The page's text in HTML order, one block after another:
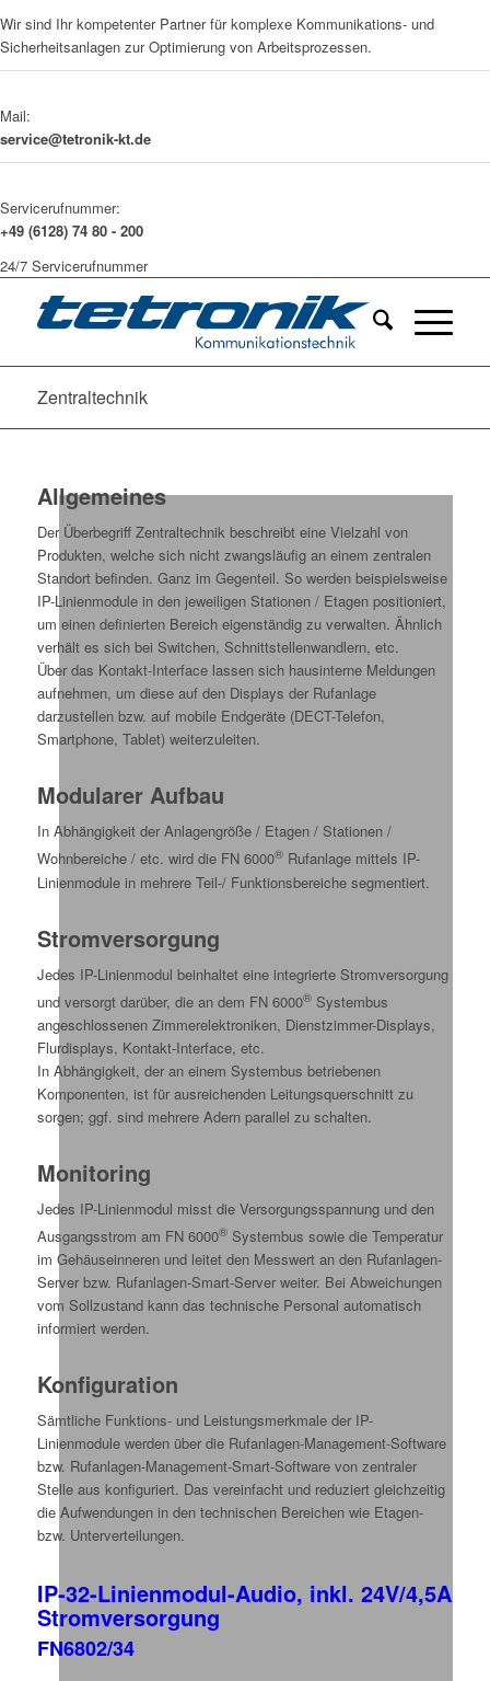
Wir sind Ihr kompetenter Partner für komplexe Kommunikations- und
Sicherheitsanlagen zur Optimierung von Arbeitsprozessen.
Mail:
service@tetronik-kt.de
Servicerufnummer:
+49 (6128) 74 80 - 200
24/7 Servicerufnummer
Zentraltechnik
Allgemeines
Der Überbegriff Zentraltechnik beschreibt eine Vielzahl von
Produkten, welche sich nicht zwangsläufig an einem zentralen
Standort befinden. Ganz im Gegenteil. So werden beispielsweise
IP-Linienmodule in den jeweiligen Stationen / Etagen positioniert,
um einen definierten Bereich eigenständig zu verwalten. Ähnlich
verhält es sich bei Switchen, Schnittstellenwandlern, etc.
Über das Kontakt-Interface lassen sich hausinterne Meldungen
aufnehmen, um diese auf den Displays der Rufanlage
darzustellen bzw. auf mobile Endgeräte (DECT-Telefon,
Smartphone, Tablet) weiterzuleiten.
Modularer Aufbau
In Abhängigkeit der Anlagengröße / Etagen / Stationen /
Wohnbereiche / etc. wird die FN 6000®Rufanlage mittels IP-
Linienmodule in mehrere Teil-/ Funktionsbereiche segmentiert.
Stromversorgung
Jedes IP-Linienmodul beinhaltet eine integrierte Stromversorgung
und versorgt darüber, die an dem FN 6000®Systembus
angeschlossenen Zimmerelektroniken, Dienstzimmer-Displays,
Flurdisplays, Kontakt-Interface, etc.
In Abhängigkeit, der an einem Systembus betriebenen
Komponenten, ist für ausreichenden Leitungsquerschnitt zu
sorgen; ggf. sind mehrere Adern parallel zu schalten.
Monitoring
Jedes IP-Linienmodul misst die Versorgungsspannung und den
Ausgangsstrom am FN 6000®Systembus sowie die Temperatur
im Gehäuseinneren und leitet den Messwert an den Rufanlagen-
Server bzw. Rufanlagen-Smart-Server weiter. Bei Abweichungen
vom Sollzustand kann das technische Personal automatisch
informiert werden.
Konfiguration
Sämtliche Funktions- und Leistungsmerkmale der IP-
Linienmodule werden über die Rufanlagen-Management-Software
bzw. Rufanlagen-Management-Smart-Software von zentraler
Stelle aus konfiguriert. Das vereinfacht und reduziert gleichzeitig
die Aufwendungen in den technischen Bereichen wie Etagen-
bzw. Unterverteilungen.
IP-32-Linienmodul-Audio, inkl. 24V/4,5A
Stromversorgung
FN6802/34